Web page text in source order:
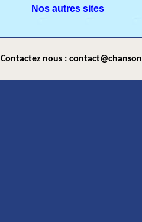
Nos autres sites
Contactez nous :